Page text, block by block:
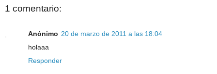
1 comentario:
Anónimo 20 de marzo de 2011 a las 18:04
holaaa
Responder